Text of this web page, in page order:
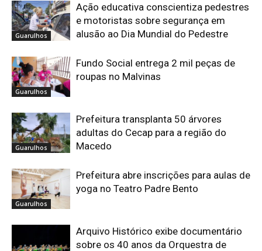
Guarulhos
Ação educativa conscientiza pedestres
e motoristas sobre segurança em
alusão ao Dia Mundial do Pedestre
Guarulhos
Fundo Social entrega 2 mil peças de
roupas no Malvinas
Guarulhos
Prefeitura transplanta 50 árvores
adultas do Cecap para a região do
Macedo
Guarulhos
Prefeitura abre inscrições para aulas de
yoga no Teatro Padre Bento
Arquivo Histórico exibe documentário
sobre os 40 anos da Orquestra de